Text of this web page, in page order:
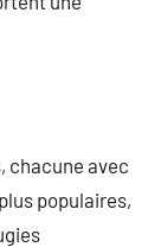
chacune avec
populaires,